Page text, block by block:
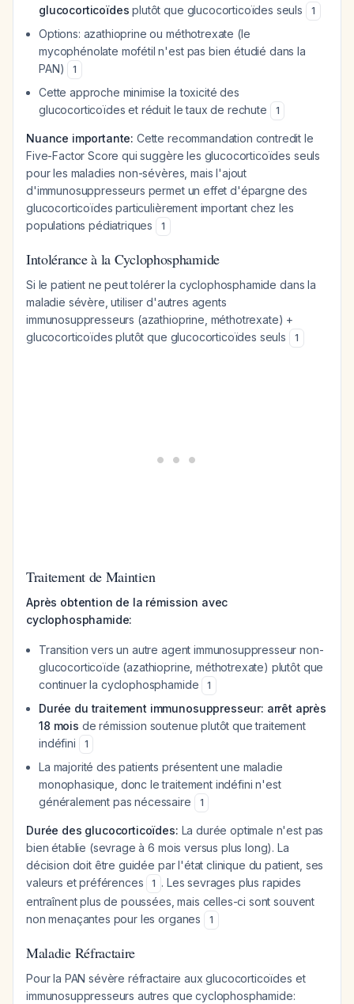
glucocorticoïdes plutôt que glucocorticoïdes seuls 1
Options: azathioprine ou méthotrexate (le
mycophénolate mofétil n'est pas bien étudié dans la
PAN)
1
Cette approche minimise la toxicité des
glucocorticoïdes et réduit le taux de rechute
1
Nuance importante: Cette recommandation contredit le
Five-Factor Score qui suggère les glucocorticoïdes seuls
pour les maladies non-sévères, mais l'ajout
d'immunosuppresseurs permet un effet d'épargne des
glucocorticoïdes particulièrement important chez les
populations pédiatriques
1
Intolérance à la Cyclophosphamide
Si le patient ne peut tolérer la cyclophosphamide dans la
maladie sévère, utiliser d'autres agents
immunosuppresseurs (azathioprine, méthotrexate) +
glucocorticoïdes plutôt que glucocorticoïdes seuls
1
Traitement de Maintien
Après obtention de la rémission avec
cyclophosphamide:
Transition vers un autre agent immunosuppresseur non-
glucocorticoïde (azathioprine, méthotrexate) plutôt que
continuer la cyclophosphamide
1
Durée du traitement immunosuppresseur: arrêt après
18 mois de rémission soutenue plutôt que traitement
indéfini
1
La majorité des patients présentent une maladie
monophasique, donc le traitement indéfini n'est
généralement pas nécessaire
1
Durée des glucocorticoïdes: La durée optimale n'est pas
bien établie (sevrage à 6 mois versus plus long). La
décision doit être guidée par l'état clinique du patient, ses
valeurs et préférences
1 . Les sevrages plus rapides
entraînent plus de poussées, mais celles-ci sont souvent
non menaçantes pour les organes
1
Maladie Réfractaire
Pour la PAN sévère réfractaire aux glucocorticoïdes et
immunosuppresseurs autres que cyclophosphamide: